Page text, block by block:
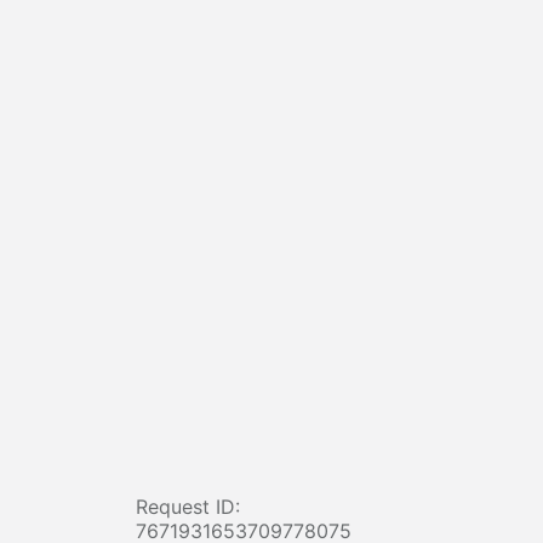
Request ID:
7671931653709778075